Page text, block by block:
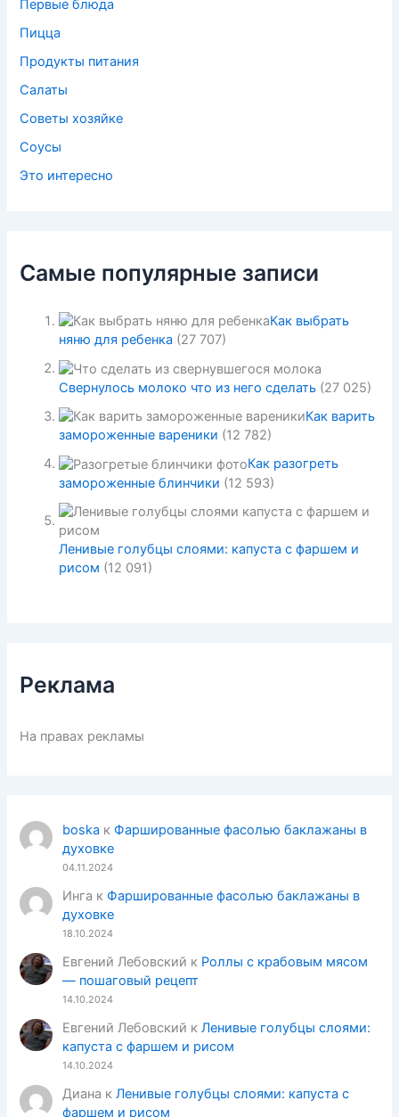
Первые блюда
Пицца
Продукты питания
Салаты
Советы хозяйке
Соусы
Это интересно
Самые популярные записи
Как выбрать
няню для ребенка (27 707)
Свернулось молоко что из него сделать (27 025)
Как варить
замороженные вареники (12 782)
Как разогреть
замороженные блинчики (12 593)
Ленивые голубцы слоями: капуста с фаршем и
рисом (12 091)
Реклама
На правах рекламы
boska к Фаршированные фасолью баклажаны в
духовке
04.11.2024
Инга к Фаршированные фасолью баклажаны в
духовке
18.10.2024
Евгений Лебовский к Роллы с крабовым мясом
— пошаговый рецепт
14.10.2024
Евгений Лебовский к Ленивые голубцы слоями:
капуста с фаршем и рисом
14.10.2024
Диана к Ленивые голубцы слоями: капуста с
фаршем и рисом